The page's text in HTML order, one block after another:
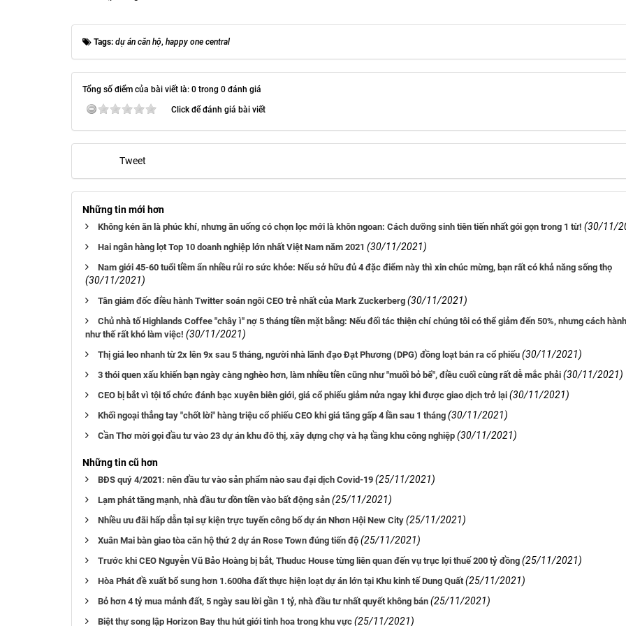
Tags: dự án căn hộ, happy one central
Tổng số điểm của bài viết là: 0 trong 0 đánh giá
Click để đánh giá bài viết
Tweet
Những tin mới hơn
Không kén ăn là phúc khí, nhưng ăn uống có chọn lọc mới là khôn ngoan: Cách dưỡng sinh tiên tiến nhất gói gọn trong 1 từ! (30/11/
Hai ngân hàng lọt Top 10 doanh nghiệp lớn nhất Việt Nam năm 2021 (30/11/2021)
Nam giới 45-60 tuổi tiềm ẩn nhiều rủi ro sức khỏe: Nếu sở hữu đủ 4 đặc điểm này thì xin chúc mừng, bạn rất có khả năng sống thọ
(30/11/2021)
Tân giám đốc điều hành Twitter soán ngôi CEO trẻ nhất của Mark Zuckerberg (30/11/2021)
Chủ nhà tố Highlands Coffee "chây ì" nợ 5 tháng tiền mặt bằng: Nếu đối tác thiện chí chúng tôi có thể giảm đến 50%, nhưng cách
như thế rất khó làm việc! (30/11/2021)
Thị giá leo nhanh từ 2x lên 9x sau 5 tháng, người nhà lãnh đạo Đạt Phương (DPG) đồng loạt bán ra cổ phiếu (30/11/2021)
3 thói quen xấu khiến bạn ngày càng nghèo hơn, làm nhiều tiền cũng như "muối bỏ bể", điều cuối cùng rất dễ mắc phải (30/11/2021)
CEO bị bắt vì tội tổ chức đánh bạc xuyên biên giới, giá cổ phiếu giảm nửa ngay khi được giao dịch trở lại (30/11/2021)
Khối ngoại thẳng tay "chốt lời" hàng triệu cổ phiếu CEO khi giá tăng gấp 4 lần sau 1 tháng (30/11/2021)
Cần Thơ mời gọi đầu tư vào 23 dự án khu đô thị, xây dựng chợ và hạ tầng khu công nghiệp (30/11/2021)
Những tin cũ hơn
BĐS quý 4/2021: nên đầu tư vào sản phẩm nào sau đại dịch Covid-19 (25/11/2021)
Lạm phát tăng mạnh, nhà đầu tư dồn tiền vào bất động sản (25/11/2021)
Nhiều ưu đãi hấp dẫn tại sự kiện trực tuyến công bố dự án Nhơn Hội New City (25/11/2021)
Xuân Mai bàn giao tòa căn hộ thứ 2 dự án Rose Town đúng tiến độ (25/11/2021)
Trước khi CEO Nguyễn Vũ Bảo Hoàng bị bắt, Thuduc House từng liên quan đến vụ trục lợi thuế 200 tỷ đồng (25/11/2021)
Hòa Phát đề xuất bổ sung hơn 1.600ha đất thực hiện loạt dự án lớn tại Khu kinh tế Dung Quất (25/11/2021)
Bỏ hơn 4 tỷ mua mảnh đất, 5 ngày sau lời gần 1 tỷ, nhà đầu tư nhất quyết không bán (25/11/2021)
Biệt thự song lập Horizon Bay thu hút giới tinh hoa trong khu vực (25/11/2021)